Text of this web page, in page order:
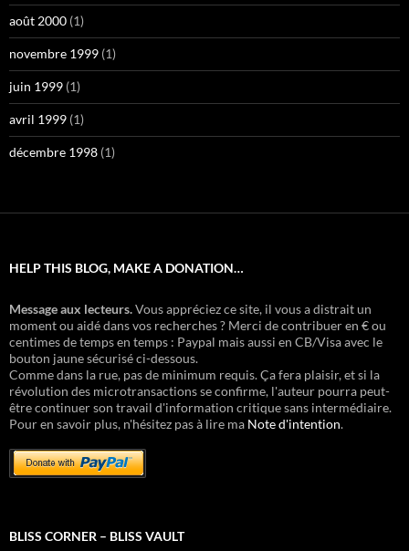
août 2000 (1)
novembre 1999 (1)
juin 1999 (1)
avril 1999 (1)
décembre 1998 (1)
HELP THIS BLOG, MAKE A DONATION…
Message aux lecteurs.Vous appréciez ce site, il vous a distrait un
moment ou aidé dans vos recherches ? Merci de contribuer en € ou
centimes de temps en temps : Paypal mais aussi en CB/Visa avec le
bouton jaune sécurisé ci-dessous.
Comme dans la rue, pas de minimum requis. Ça fera plaisir, et si la
révolution des microtransactions se confirme, l'auteur pourra peut-
être continuer son travail d'information critique sans intermédiaire.
Pour en savoir plus, n'hésitez pas à lire ma Note d'intention.
BLISS CORNER – BLISS VAULT